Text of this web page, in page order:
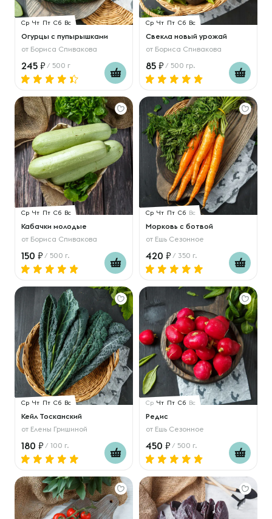
Ср Чт Пт Сб Вс
Огурцы с пупырышками
от Бориса Спивакова
245 / 500 г
Ср Чт Пт Сб Вс
Свекла новый урожай
от Бориса Спивакова
85 / 500 гр.
Ср Чт Пт Сб Вс
Кабачки молодые
от Бориса Спивакова
150 / 500 г.
Ср Чт Пт Сб Вс
Морковь с ботвой
от Ешь Сезонное
420 / 350 г.
Ср Чт Пт Сб Вс
Кейл Тосканский
от Елены Гришиной
180 / 100 г.
Ср Чт Пт Сб Вс
Редис
от Ешь Сезонное
450 / 500 г.